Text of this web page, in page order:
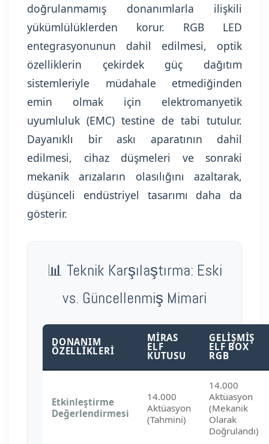
doğrulanmamış donanımlarla ilişkili
yükümlülüklerden korur. RGB LED
entegrasyonunun dahil edilmesi, optik
özelliklerin çekirdek güç dağıtım
sistemleriyle müdahale etmediğinden
emin olmak için elektromanyetik
uyumluluk (EMC) testine de tabi tutulur.
Dayanıklı bir askı aparatının dahil
edilmesi, cihaz düşmeleri ve sonraki
mekanik arızaların olasılığını azaltarak,
düşünceli endüstriyel tasarımı daha da
gösterir.
📊 Teknik Karşılaştırma: Eski
vs. Güncellenmiş Mimari
DONANIM
ÖZELLIKLERI
MIRAS
ELF
KUTUSU
GELIŞMIŞ
ELF BOX
RGB
Etkinleştirme
Değerlendirmesi
14.000
Aktüasyon
(Tahmini)
14.000
Aktüasyon
(Mekanik
Olarak
Doğrulandı)